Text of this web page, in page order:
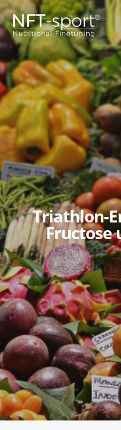
Triathlon-
Fructose